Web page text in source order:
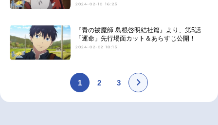
2024-02-10 16:25
『青の祓魔師 島根啓明結社篇』より、第5話
「運命」先行場面カット＆あらすじ公開！
2024-02-02 18:15
1 2 3